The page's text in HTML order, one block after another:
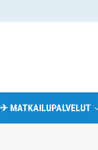
✈ MATKAILUPALVELUT